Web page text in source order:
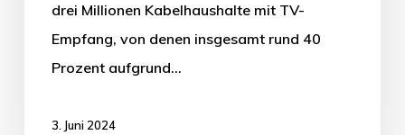
drei Millionen Kabelhaushalte mit TV-
Empfang, von denen insgesamt rund 40
Prozent aufgrund…
3. Juni 2024